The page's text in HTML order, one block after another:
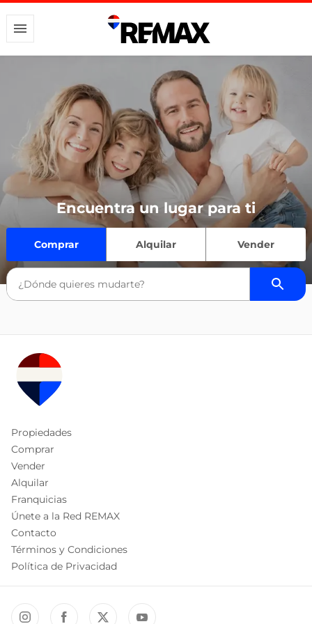
Encuentra un lugar para ti
Comprar Alquilar Vender
Propiedades
Comprar
Vender
Alquilar
Franquicias
Únete a la Red REMAX
Contacto
Términos y Condiciones
Política de Privacidad